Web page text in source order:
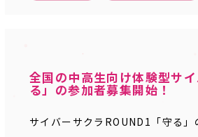
全国の中高生向け体験型サ
る」の参加者募集開始！
サイバーサクラROUND1「守る